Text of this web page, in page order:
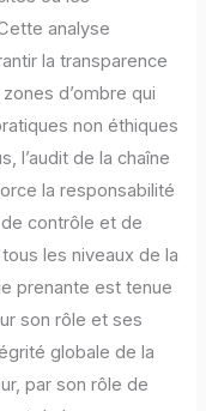
analyse
la transparence
d’ombre qui
non éthiques
l’audit de la chaîne
la responsabilité
contrôle et de
les niveaux de la
prenante est tenue
son rôle et ses
globale de la
par son rôle de